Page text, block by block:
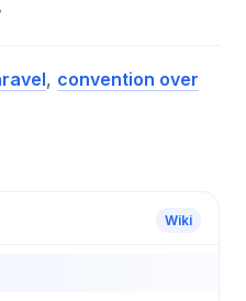
, convention over
Wiki